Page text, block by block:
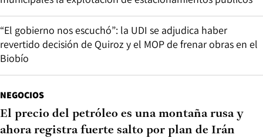
“El gobierno nos escuchó”: la UDI se adjudica haber
revertido decisión de Quiroz y el MOP de frenar obras en el
Biobío
NEGOCIOS
El precio del petróleo es una montaña rusa y
ahora registra fuerte salto por plan de Irán